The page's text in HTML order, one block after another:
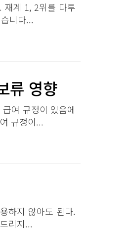
재계 1, 2위를 다투
니다...
류 영향​​
여 규정이 있음에
규정이...
하지 않아도 된다.
리지...